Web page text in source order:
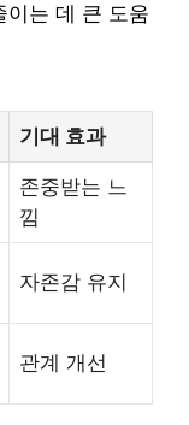
이는 데 큰 도움
기대 효과
존중받는 느
낌
자존감 유지
관계 개선